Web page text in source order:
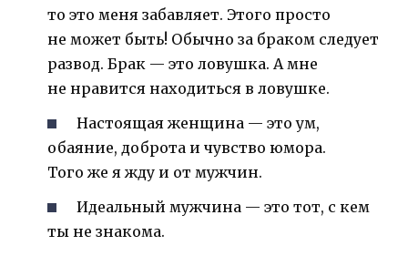
то это меня забавляет. Этого просто
не может быть! Обычно за браком следует
развод. Брак — это ловушка. А мне
не нравится находиться в ловушке.
Настоящая женщина — это ум,
обаяние, доброта и чувство юмора.
Того же я жду и от мужчин.
Идеальный мужчина — это тот, с кем
ты не знакома.